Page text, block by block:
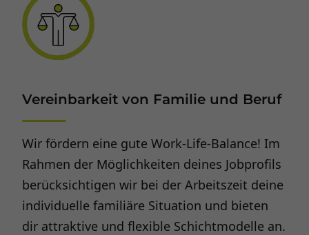
Vereinbarkeit von Familie und Beruf
Wir fördern eine gute Work-Life-Balance! Im
Rahmen der Möglichkeiten deines Jobprofils
berücksichtigen wir bei der Arbeitszeit deine
individuelle familiäre Situation und bieten
dir attraktive und flexible Schichtmodelle an.